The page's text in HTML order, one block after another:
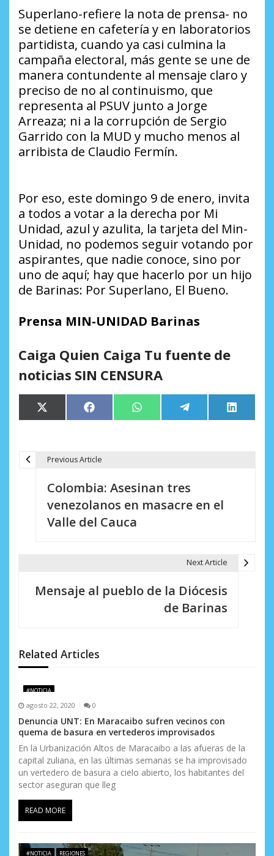
Superlano-refiere la nota de prensa- no
se detiene en cafetería y en laboratorios
partidista, cuando ya casi culmina la
campaña electoral, más gente se une de
manera contundente al mensaje claro y
preciso de no al continuismo, que
representa al PSUV junto a Jorge
Arreaza; ni a la corrupción de Sergio
Garrido con la MUD y mucho menos al
arribista de Claudio Fermín.
Por eso, este domingo 9 de enero, invita
a todos a votar a la derecha por Mi
Unidad, azul y azulita, la tarjeta del Min-
Unidad, no podemos seguir votando por
aspirantes, que nadie conoce, sino por
uno de aquí; hay que hacerlo por un hijo
de Barinas: Por Superlano, El Bueno.
Prensa MIN-UNIDAD Barinas
Caiga Quien Caiga Tu fuente de
noticias SIN CENSURA
Compartir
en
X
(Twitter)
Compartir
en
Facebook Compartir
en
WhatsApp Compartir
en
Telegram
en
LinkedIn
ó
n
d
e
e
n
t
r
a
d
Previous Article
Colombia: Asesinan tres
venezolanos en masacre en el
Valle del Cauca
Next Article
Mensaje al pueblo de la Diócesis
de Barinas
Related Articles
#NOTICIA
agosto 22, 2020 0
Denuncia UNT: En Maracaibo sufren vecinos con
quema de basura en vertederos improvisados
En la Urbanización Altos de Maracaibo a las afueras de la
capital zuliana, en las últimas semanas se ha improvisado
un vertedero de basura a cielo abierto, los habitantes del
sector aseguran que lleg
READ MORE
#NOTICIA REGIONES